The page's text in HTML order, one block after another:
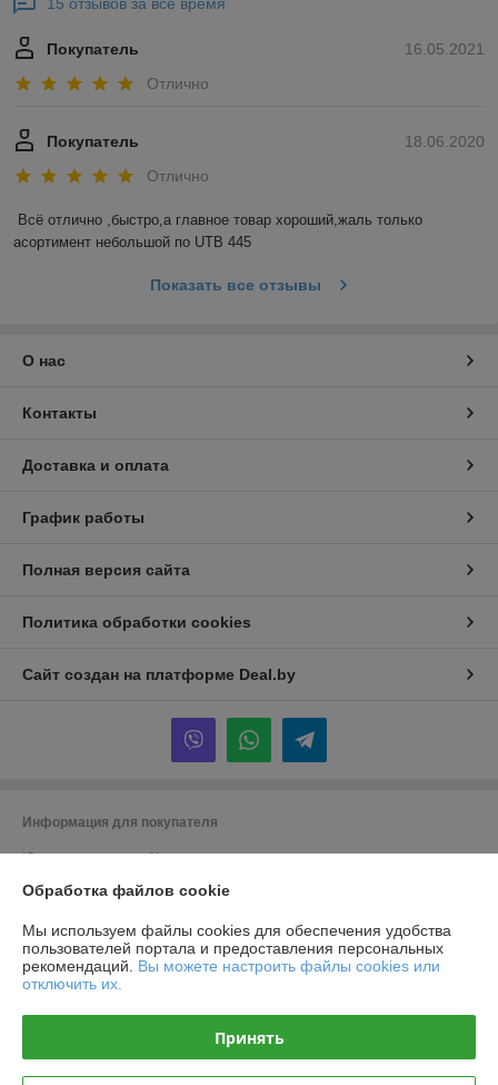
16.05.2021
Покупатель
Отлично
18.06.2020
Покупатель
Отлично
Всё отлично ,быстро,а главное товар хороший,жаль только
асортимент небольшой по UTB 445
Показать все отзывы
О нас
Контакты
Доставка и оплата
График работы
Полная версия сайта
Политика обработки cookies
Сайт создан на платформе Deal.by
Информация для покупателя
Юридическое лицо:Частное производственно-торговое унитарное
г. Брест ул. Вычулки 113
Регистрационный номер ЕГР: 291348590
УНП: 291348590
Дата регистрации компании: 19.11.2014
Обработка файлов cookie
Мы используем файлы cookies для обеспечения удобства
пользователей портала и предоставления персональных
рекомендаций. Вы можете настроить файлы cookies или
отключить их.
Принять